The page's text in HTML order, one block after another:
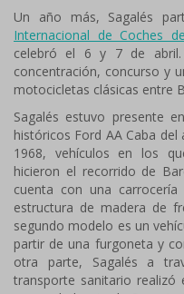
Un año más, Sagalés
Internacional de Coches
celebró el 6 y 7 de abril.
concentración, concurso y
motocicletas clásicas entre
Sagalés estuvo presente
históricos Ford AA Caba
1968, vehículos en los
hicieron el recorrido de
cuenta con una
estructura de madera de
segundo modelo es un
partir de una furgoneta y
otra parte, Sagalés a
transporte sanitario realizó